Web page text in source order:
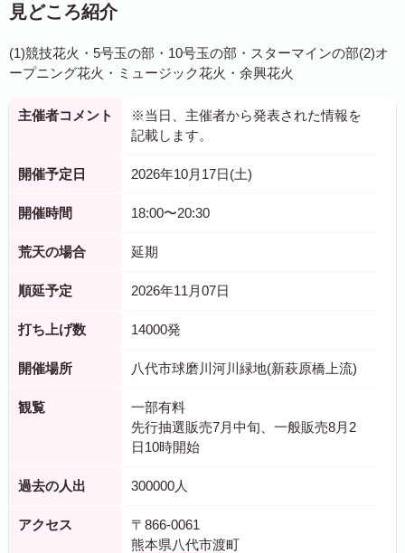
見どころ紹介
(1)競技花火・5号玉の部・10号玉の部・スターマインの部(2)オ
ープニング花火・ミュージック花火・余興花火
主催者コメント
※当日、主催者から発表された情報を
記載します。
開催予定日 2026年10月17日(土)
開催時間 18:00〜20:30
荒天の場合 延期
順延予定 2026年11月07日
打ち上げ数 14000発
開催場所 八代市球磨川河川緑地(新萩原橋上流)
観覧
一部有料
先行抽選販売7月中旬、一般販売8月2
日10時開始
過去の人出 300000人
アクセス
〒866-0061
熊本県八代市渡町